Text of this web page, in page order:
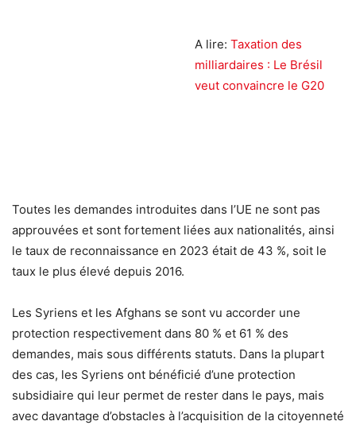
A lire: Taxation des
milliardaires : Le Brésil
veut convaincre le G20
Toutes les demandes introduites dans l’UE ne sont pas
approuvées et sont fortement liées aux nationalités, ainsi
le taux de reconnaissance en 2023 était de 43 %, soit le
taux le plus élevé depuis 2016.
Les Syriens et les Afghans se sont vu accorder une
protection respectivement dans 80 % et 61 % des
demandes, mais sous différents statuts. Dans la plupart
des cas, les Syriens ont bénéficié d’une protection
subsidiaire qui leur permet de rester dans le pays, mais
avec davantage d’obstacles à l’acquisition de la citoyenneté